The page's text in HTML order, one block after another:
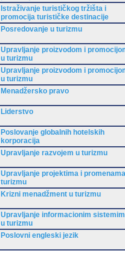
Istraživanje turističkog tržišta i
promocija turističke destinacije
Posredovanje u turizmu
Upravljanje proizvodom i
u turizmu
Upravljanje proizvodom i
u turizmu
Menadžersko pravo
Liderstvo
Poslovanje globalnih hotelskih
korporacija
Upravljanje razvojem u turizmu
Upravljanje projektima i
turizmu
Krizni menadžment u turizmu
Upravljanje informacionim
u turizmu
Poslovni engleski jezik